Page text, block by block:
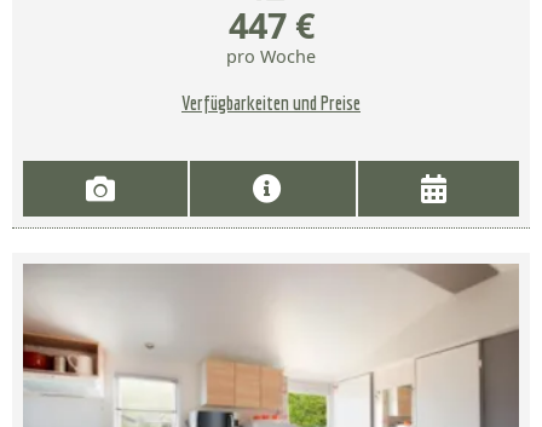
447 €
pro Woche
Verfügbarkeiten und Preise